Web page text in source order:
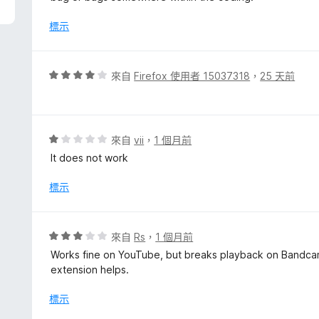
，
5
分
標示
評
，
分
5
分
來自Firefox 使用者 15037318 ， 25 天前
評
價
分
分
5
分
來自vii ， 1 個月前
It does not work
標示
評
價
3
，
來自Rs ， 1 個月前
Works fine on YouTube, but breaks playback on
extension helps.
標示